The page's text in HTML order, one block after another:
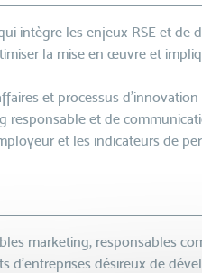
intègre les enjeux RSE et de
la mise en œuvre et
et processus d'innovation
responsable et de
et les indicateurs de
marketing, responsables
d'entreprises désireux de